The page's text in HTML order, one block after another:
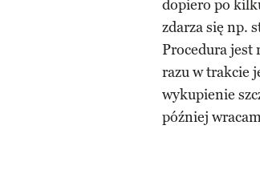
dopiero po
zdarza się np.
Procedura jest
razu w trakcie
wykupienie
później